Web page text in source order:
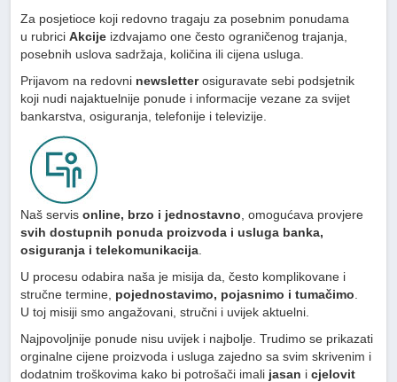
Za posjetioce koji redovno tragaju za posebnim ponudama
u rubriciAkcije izdvajamo one često ograničenog trajanja,
posebnih uslova sadržaja, količina ili cijena usluga.
Prijavom na redovni newsletterosiguravate sebi podsjetnik
koji nudi najaktuelnije ponude i informacije vezane za svijet
bankarstva, osiguranja, telefonije i televizije.
Naš servisonline, brzo i jednostavno , omogućava provjere
svih dostupnih ponuda proizvoda i usluga banka,
osiguranja i telekomunikacija
U procesu odabira naša je misija da, često komplikovane i
stručne termine, pojednostavimo, pojasnimo i tumačimo
U toj misiji smo angažovani, stručni i uvijek aktuelni.
Najpovoljnije ponude nisu uvijek i najbolje. Trudimo se prikazati
orginalne cijene proizvoda i usluga zajedno sa svim skrivenim i
dodatnim troškovima kako bi potrošači imali jasan icjelovit